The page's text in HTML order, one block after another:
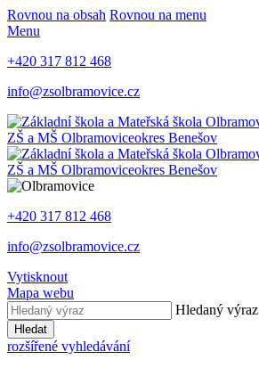
Rovnou na obsah Rovnou na menu
Menu
+420 317 812 468
info@zsolbramovice.cz
ZŠ a MŠ Olbramoviceokres Benešov
ZŠ a MŠ Olbramoviceokres Benešov
+420 317 812 468
info@zsolbramovice.cz
Vytisknout
Mapa webu
Hledaný výraz
Hledat
rozšířené vyhledávání